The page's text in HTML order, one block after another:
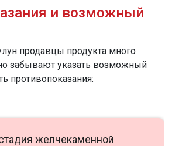
и возможный
продавцы продукта много
забывают указать возможный
противопоказания:
желчекаменной